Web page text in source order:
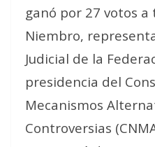
ganó por 27 votos a
Niembro,
Judicial de la
presidencia del
Mecanismos
Controversias